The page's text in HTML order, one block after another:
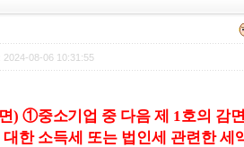
2024-08-06 10:31:55
) ①중소기업 중 다음 제 1 호의 감
한 소득세 또는 법인세 관련한 세